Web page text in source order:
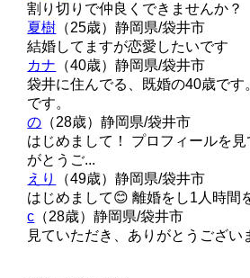
割り切りで仲良くできませんか？
夏樹 （25歳）静岡県/袋井市
結婚してますが恋愛したいです
カナ （40歳）静岡県/袋井市
袋井に住んでる、既婚の40歳です
です。
の （28歳）静岡県/袋井市
はじめまして！ プロフィールを見
がとうご...
えり
（49歳）静岡県/袋井市
はじめまして😊 離婚をし1人時間
c （28歳）静岡県/袋井市
見ていただき、ありがとうござ